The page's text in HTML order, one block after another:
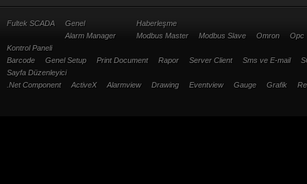
Fultek SCADA
Genel
Alarm Manager
Haberleşme
Modbus Master
Modbus Slave Omron
Opc
Kontrol Paneli
Barcode
Genel Setup Print Document Rapor Server Client Sms ve E-mail
Sayfa Düzenleyici
.Net Component
ActiveX Alarmview Drawing Eventview Gauge Grafik